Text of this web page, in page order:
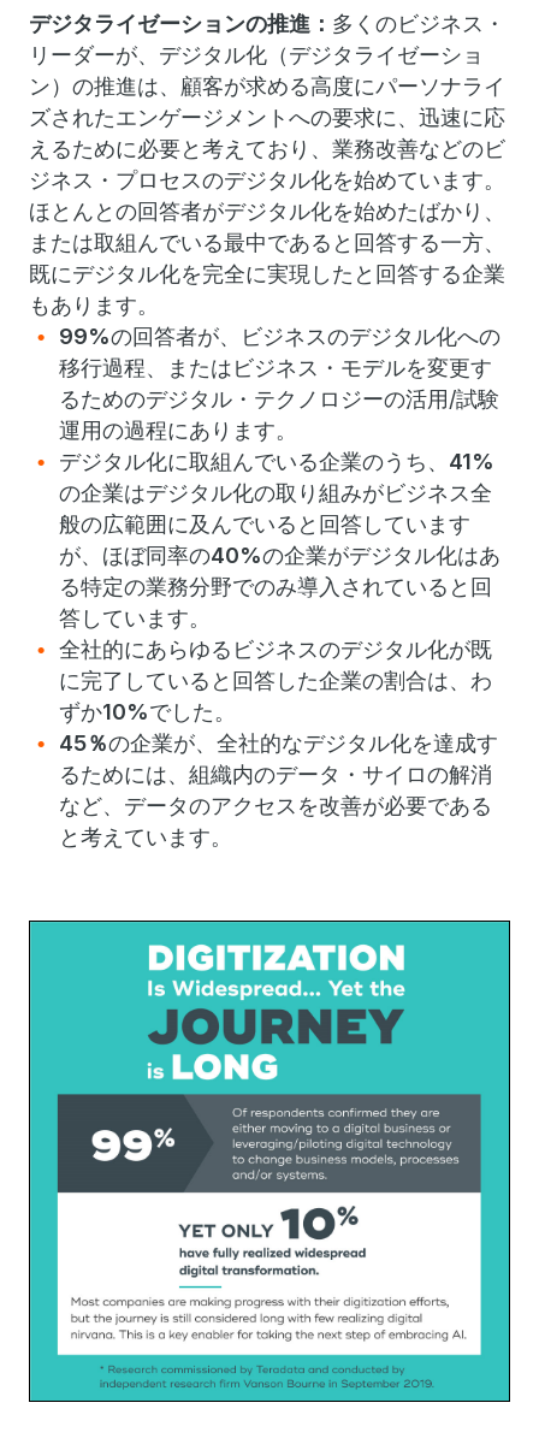
デジタライゼーションの推進： 多くのビジネス・
リーダーが、デジタル化（デジタライゼーショ
ン）の推進は、顧客が求める高度にパーソナライ
ズされたエンゲージメントへの要求に、迅速に応
えるために必要と考えており、業務改善などのビ
ジネス・プロセスのデジタル化を始めています。
ほとんとの回答者がデジタル化を始めたばかり、
または取組んでいる最中であると回答する一方、
既にデジタル化を完全に実現したと回答する企業
もあります。
99%の回答者が、ビジネスのデジタル化への
移行過程、またはビジネス・モデルを変更す
るためのデジタル・テクノロジーの活用/試験
運用の過程にあります。
デジタル化に取組んでいる企業のうち、 41%
の企業はデジタル化の取り組みがビジネス全
般の広範囲に及んでいると回答しています
が、ほぼ同率の40%の企業がデジタル化はあ
る特定の業務分野でのみ導入されていると回
答しています。
全社的にあらゆるビジネスのデジタル化が既
に完了していると回答した企業の割合は、わ
ずか10%でした。
45％の企業が、全社的なデジタル化を達成す
るためには、組織内のデータ・サイロの解消
など、データのアクセスを改善が必要である
と考えています。